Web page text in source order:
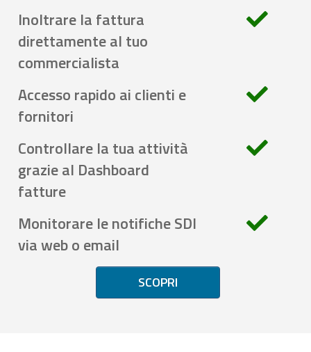
Inoltrare la fattura
direttamente al tuo
commercialista
Accesso rapido ai clienti e
fornitori
Controllare la tua attività
grazie al Dashboard
fatture
Monitorare le notifiche SDI
via web o email
SCOPRI